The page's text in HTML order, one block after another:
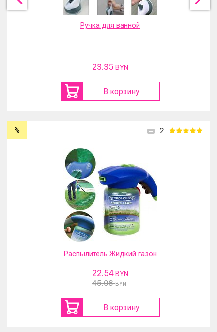
Ручка для ванной
23.35 BYN
В корзину
2
%
Распылитель Жидкий газон
22.54 BYN
45.08 BYN
В корзину